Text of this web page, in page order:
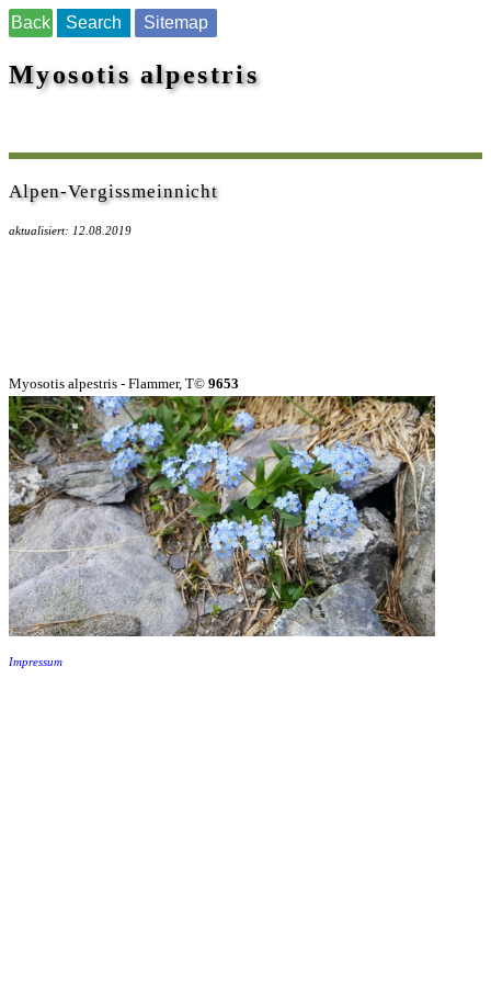
Back Search Sitemap
Myosotis alpestris
Alpen-Vergissmeinnicht
aktualisiert: 12.08.2019
Myosotis alpestris - Flammer, T© 9653
Impressum